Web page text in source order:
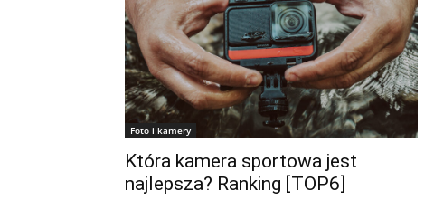
Foto i kamery
Która kamera sportowa jest
najlepsza? Ranking [TOP6]